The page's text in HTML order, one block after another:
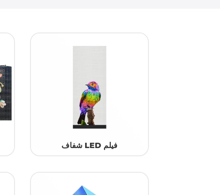
فيلم LED شفاف